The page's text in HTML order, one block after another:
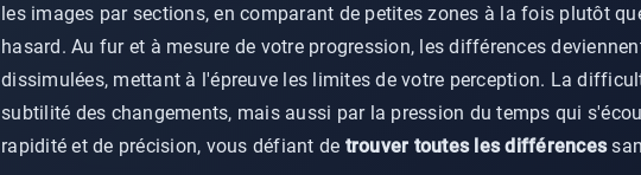
les images par sections, en comparant de petites zones à la fois plutôt
hasard. Au fur et à mesure de votre progression, les différences
dissimulées, mettant à l'épreuve les limites de votre perception. La
subtilité des changements, mais aussi par la pression du temps qui
rapidité et de précision, vous défiant de trouver toutes les différences